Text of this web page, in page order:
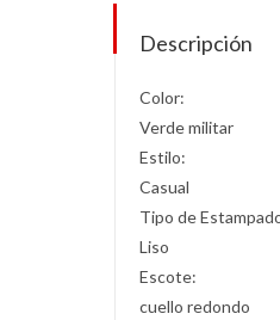
Descripción
Color:
Verde militar
Estilo:
Casual
Tipo de
Liso
Escote:
cuello redondo